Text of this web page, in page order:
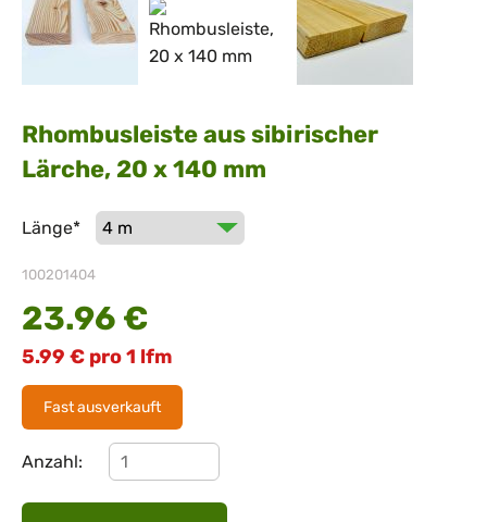
Rhombusleiste aus sibirischer
Lärche, 20 x 140 mm
Pflichtfeld
Länge*
100201404
23.96 €
5.99 € pro 1 lfm
Fast ausverkauft
Anzahl: